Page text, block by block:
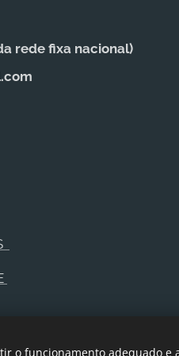
rede fixa nacional)
o funcionamento adequado e